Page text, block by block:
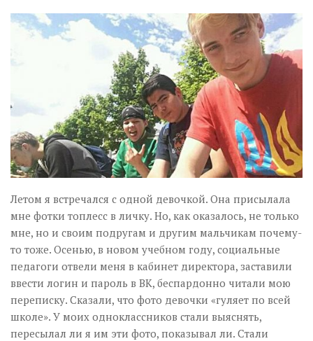
Летом я встречался с одной девочкой. Она присылала
мне фотки топлесс в личку. Но, как оказалось, не только
мне, но и своим подругам и другим мальчикам почему-
то тоже. Осенью, в новом учебном году, социальные
педагоги отвели меня в кабинет директора, заставили
ввести логин и пароль в ВК, беспардонно читали мою
переписку. Сказали, что фото девочки «гуляет по всей
школе». У моих одноклассников стали выяснять,
пересылал ли я им эти фото, показывал ли. Стали